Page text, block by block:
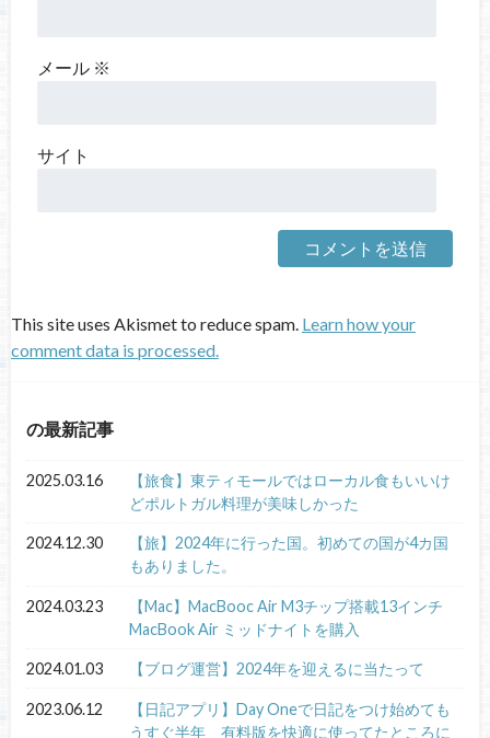
メール ※
サイト
This site uses Akismet to reduce spam. Learn how your
comment data is processed.
の最新記事
2025.03.16
【旅食】東ティモールではローカル食もいいけ
どポルトガル料理が美味しかった
2024.12.30
【旅】2024年に行った国。初めての国が4カ国
もありました。
2024.03.23
【Mac】MacBooc Air M3チップ搭載13インチ
MacBook Air ミッドナイトを購入
2024.01.03 【ブログ運営】2024年を迎えるに当たって
2023.06.12
【日記アプリ】Day Oneで日記をつけ始めても
うすぐ半年 有料版を快適に使ってたところに